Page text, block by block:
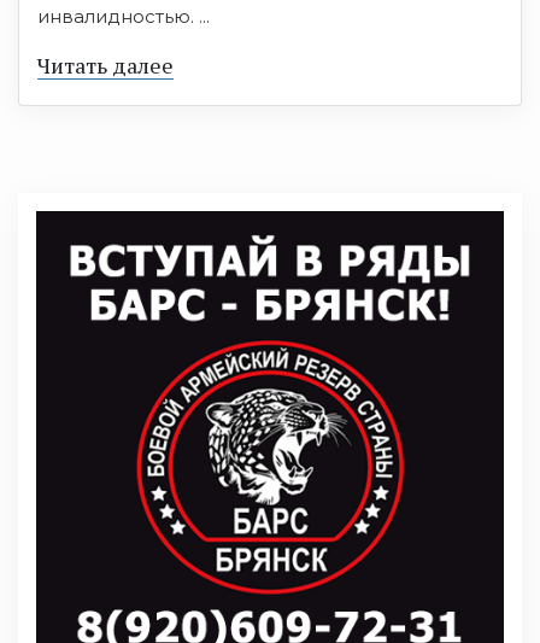
инвалидностью. ...
Читать далее